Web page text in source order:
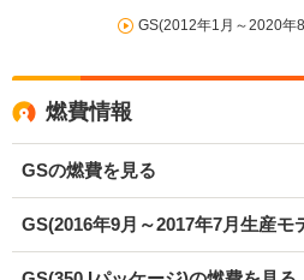
GS(2012年1月～2020年
燃費情報
GSの燃費を見る
GS(2016年9月～2017年7月生産モ